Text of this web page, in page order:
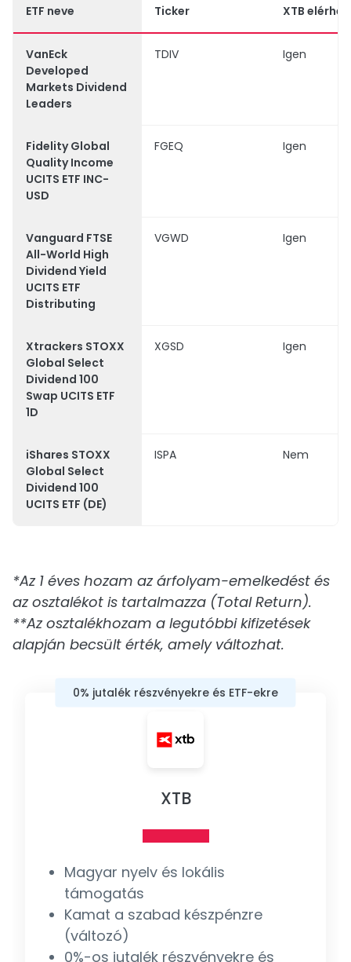
ETF neve Ticker XTB
VanEck
Developed
Markets Dividend
Leaders
TDIV Igen
Fidelity Global
Quality Income
UCITS ETF INC-
USD
FGEQ Igen
Vanguard FTSE
All-World High
Dividend Yield
UCITS ETF
Distributing
VGWD Igen
Xtrackers STOXX
Global Select
Dividend 100
Swap UCITS ETF
1D
XGSD Igen
iShares STOXX
Global Select
Dividend 100
UCITS ETF (DE)
ISPA Nem
*Az 1 éves hozam az árfolyam-emelkedést és
az osztalékot is tartalmazza (Total Return).
**Az osztalékhozam a legutóbbi kifizetések
alapján becsült érték, amely változhat.
0% jutalék részvényekre és ETF-ekre
XTB
Magyar nyelv és lokális
támogatás
Kamat a szabad készpénzre
(változó)
0%-os jutalék részvényekre és